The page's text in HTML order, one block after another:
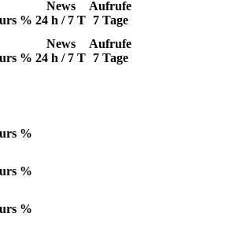
%
News
24 h / 7 T
Aufrufe
7 Tage
%
News
24 h / 7 T
Aufrufe
7 Tage
%
%
%